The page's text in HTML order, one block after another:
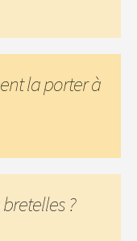
la porter à
?